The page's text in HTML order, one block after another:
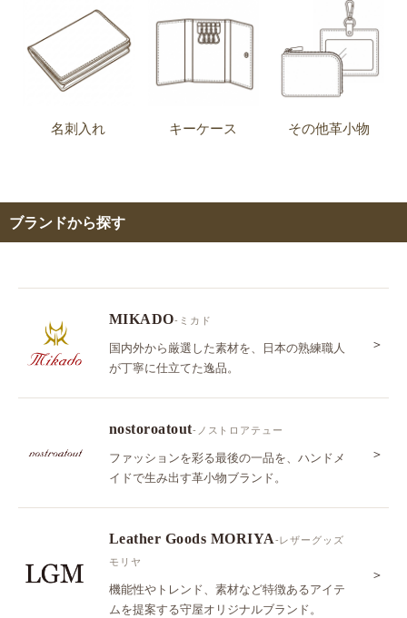
名刺入れ キーケース その他革小物
ブランドから探す
MIKADO-ミカド
国内外から厳選した素材を、日本の熟練職人
が丁寧に仕立てた逸品。
＞
nostoroatout-ノストロアテュー
ファッションを彩る最後の一品を、ハンドメ
イドで生み出す革小物ブランド。
＞
Leather Goods MORIYA-レザーグッズ
モリヤ
機能性やトレンド、素材など特徴あるアイテ
ムを提案する守屋オリジナルブランド。
＞